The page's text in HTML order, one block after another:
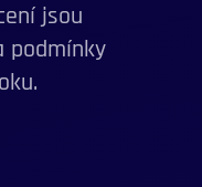
jsou
podmínky